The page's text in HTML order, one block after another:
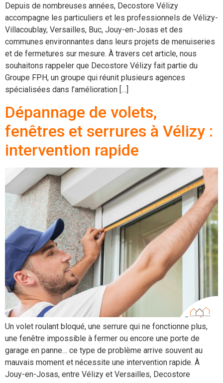
Depuis de nombreuses années, Decostore Vélizy
accompagne les particuliers et les professionnels de Vélizy-
Villacoublay, Versailles, Buc, Jouy-en-Josas et des
communes environnantes dans leurs projets de menuiseries
et de fermetures sur mesure. À travers cet article, nous
souhaitons rappeler que Decostore Vélizy fait partie du
Groupe FPH, un groupe qui réunit plusieurs agences
spécialisées dans l’amélioration […]
Dépannage de volets,
fenêtres et serrures à Vélizy :
intervention rapide
Un volet roulant bloqué, une serrure qui ne fonctionne plus,
une fenêtre impossible à fermer ou encore une porte de
garage en panne… ce type de problème arrive souvent au
mauvais moment et nécessite une intervention rapide. À
Jouy-en-Josas, entre Vélizy et Versailles, Decostore